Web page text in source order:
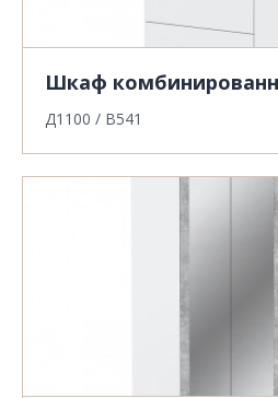
Шкаф
Д1100 / В541